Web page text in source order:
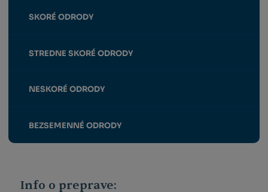
SKORÉ ODRODY
STREDNE SKORÉ ODRODY
NESKORÉ ODRODY
BEZSEMENNÉ ODRODY
Info o preprave: